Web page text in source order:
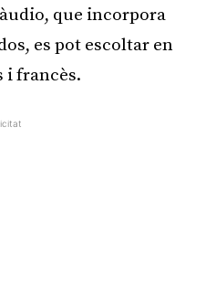
que incorpora
es pot escoltar en
i francès.